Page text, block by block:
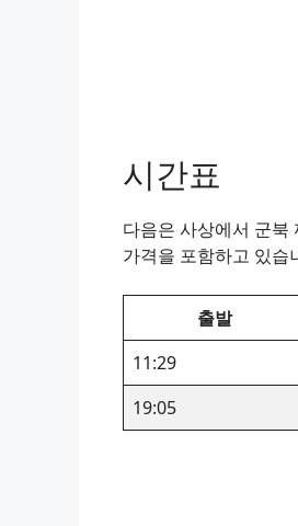
시간표
다음은 사상에서 군북
가격을 포함하고 있습
출발
11:29
19:05